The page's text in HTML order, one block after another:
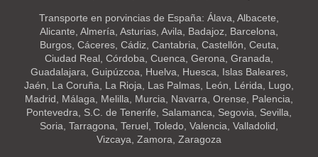
Transporte en porvincias de España: Álava, Albacete,
Alicante, Almería, Asturias, Avila, Badajoz, Barcelona,
Burgos, Cáceres, Cádiz, Cantabria, Castellón, Ceuta,
Ciudad Real, Córdoba, Cuenca, Gerona, Granada,
Guadalajara, Guipúzcoa, Huelva, Huesca, Islas Baleares,
Jaén, La Coruña, La Rioja, Las Palmas, León, Lérida, Lugo,
Madrid, Málaga, Melilla, Murcia, Navarra, Orense, Palencia,
Pontevedra, S.C. de Tenerife, Salamanca, Segovia, Sevilla,
Soria, Tarragona, Teruel, Toledo, Valencia, Valladolid,
Vizcaya, Zamora, Zaragoza